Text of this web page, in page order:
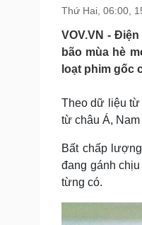
Pháp luật
Tin nóng
Tư vấn luật
Sức khỏe
Dinh dưỡng -
Cây thuốc
Sản phụ khoa
Nhi khoa
Nam khoa
Làm đẹp - giảm
Phòng mạch
Thứ Hai, 06:00,
VOV.VN -
bão mùa hè
loạt phim gốc
Theo dữ liệu từ
từ châu Á,
Bất chấp
đang gánh
từng có.